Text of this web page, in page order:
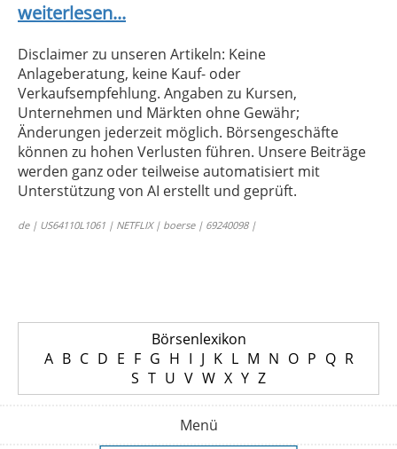
weiterlesen...
Disclaimer zu unseren Artikeln: Keine
Anlageberatung, keine Kauf- oder
Verkaufsempfehlung. Angaben zu Kursen,
Unternehmen und Märkten ohne Gewähr;
Änderungen jederzeit möglich. Börsengeschäfte
können zu hohen Verlusten führen. Unsere Beiträge
werden ganz oder teilweise automatisiert mit
Unterstützung von AI erstellt und geprüft.
de | US64110L1061 | NETFLIX | boerse | 69240098 |
Börsenlexikon
A B C D E F G H I J K L M N O P Q R
S T U V W X Y Z
Menü